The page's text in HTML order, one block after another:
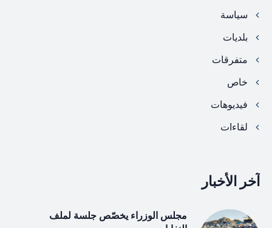
سياسة
بلديات
متفرقات
خاص
فيديوهات
لقاءات
آخر الأخبار
مجلس الوزراء يخصّص جلسة لملف